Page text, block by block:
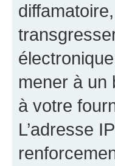
mener à un
à votre
L’adresse